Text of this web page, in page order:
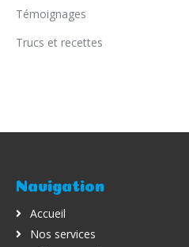
Témoignages
Trucs et recettes
Navigation
Accueil
Nos services